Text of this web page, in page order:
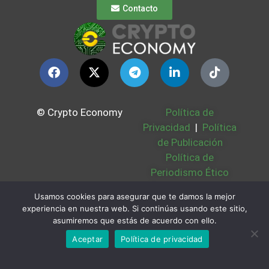
Contacto
© Crypto Economy
Política de
Privacidad | Política
de Publicación
Política de
Periodismo Ético
Bases Legales |
Partners | Sobre
Nosotros
Usamos cookies para asegurar que te damos la mejor
experiencia en nuestra web. Si continúas usando este sitio,
asumiremos que estás de acuerdo con ello.
Aceptar
Política de privacidad